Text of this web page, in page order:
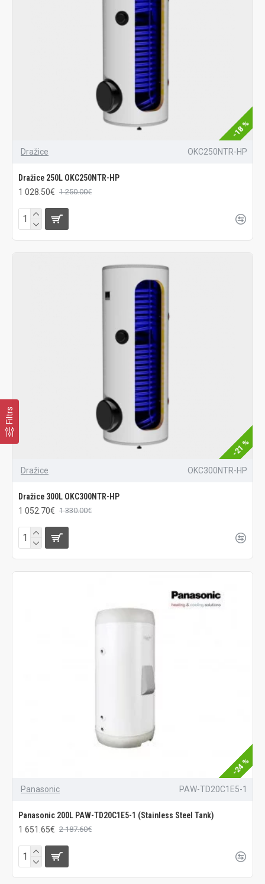
-18 %
Dražice OKC250NTR-HP
Dražice 250L OKC250NTR-HP
1 028.50€ 1 250.00€
-21 %
Dražice OKC300NTR-HP
Dražice 300L OKC300NTR-HP
1 052.70€ 1 330.00€
-24 %
Panasonic PAW-TD20C1E5-1
Panasonic 200L PAW-TD20C1E5-1 (Stainless Steel Tank)
1 651.65€ 2 187.60€
Filtrs